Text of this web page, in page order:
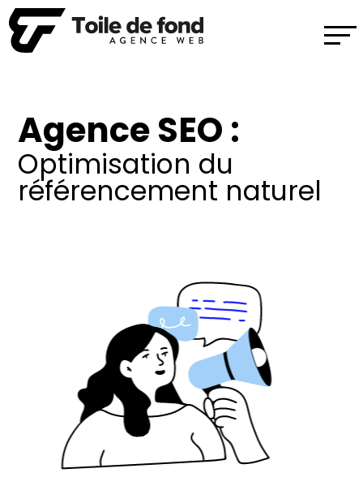
Agence SEO :
Optimisation du
référencement naturel